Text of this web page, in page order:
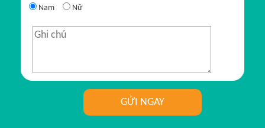
Nam Nữ